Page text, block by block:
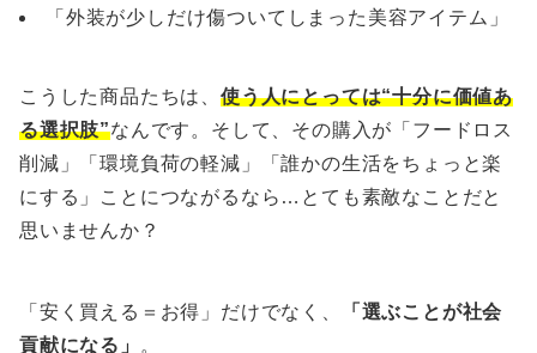
「外装が少しだけ傷ついてしまった美容アイテム」
こうした商品たちは、 使う人にとっては“十分に価値あ
る選択肢”なんです。そして、その購入が「フードロス
削減」「環境負荷の軽減」「誰かの生活をちょっと楽
にする」ことにつながるなら…とても素敵なことだと
思いませんか？
「安く買える＝お得」だけでなく、
「選ぶことが社会
貢献になる」
。